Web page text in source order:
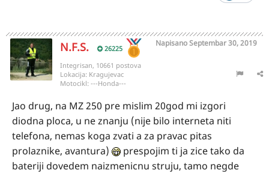
N.F.S. 26225
NapisanoSeptembar 30, 2019
Integrisan, 10661 postova
Lokacija: Kragujevac
Motocikl: ---Honda---
Jao drug, na MZ 250 pre mislim 20god mi izgori
diodna ploca, u ne znanju (nije bilo interneta niti
telefona, nemas koga zvati a za pravac pitas
prolaznike, avantura)
prespojim ti ja zice tako da
bateriji dovedem naizmenicnu struju, tamo negde